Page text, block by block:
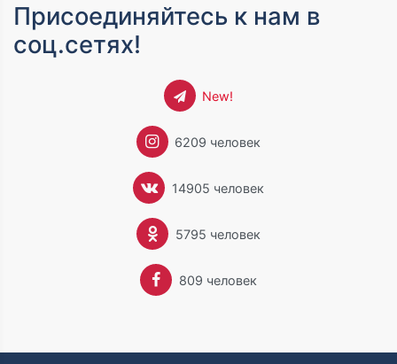
Присоединяйтесь к нам в
соц.сетях!
New!
6209 человек
14905 человек
5795 человек
809 человек